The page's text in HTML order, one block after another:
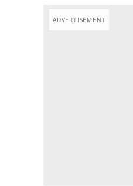
ADVERTISEMENT